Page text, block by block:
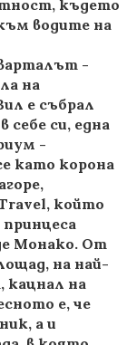
където
водите на
-
на
е събрал
си, една
-
като корона
който
Монако. От
на най-
кацнал на
е, че
а и